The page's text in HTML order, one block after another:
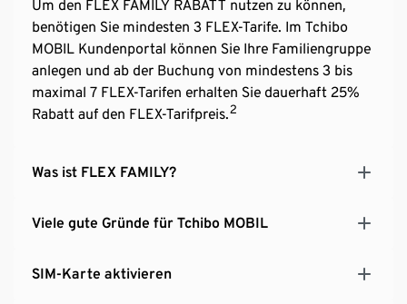
Um den FLEX FAMILY RABATT nutzen zu können,
benötigen Sie mindesten 3 FLEX-Tarife. Im Tchibo
MOBIL Kundenportal können Sie Ihre Familiengruppe
anlegen und ab der Buchung von mindestens 3 bis
maximal 7 FLEX-Tarifen erhalten Sie dauerhaft 25%
Rabatt auf den FLEX-Tarifpreis.2
Was ist FLEX FAMILY?
Viele gute Gründe für Tchibo MOBIL
SIM-Karte aktivieren